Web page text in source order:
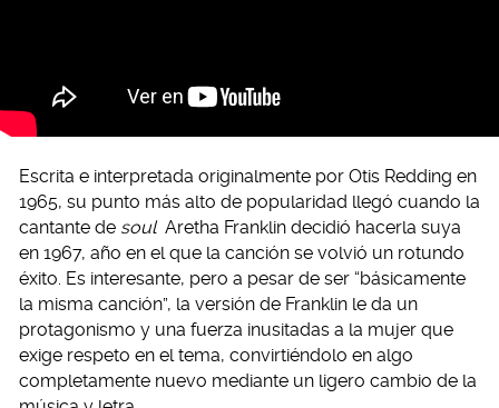
Escrita e interpretada originalmente por Otis Redding en
1965, su punto más alto de popularidad llegó cuando la
cantante de soul Aretha Franklin decidió hacerla suya
en 1967, año en el que la canción se volvió un rotundo
éxito. Es interesante, pero a pesar de ser “básicamente
la misma canción”, la versión de Franklin le da un
protagonismo y una fuerza inusitadas a la mujer que
exige respeto en el tema, convirtiéndolo en algo
completamente nuevo mediante un ligero cambio de la